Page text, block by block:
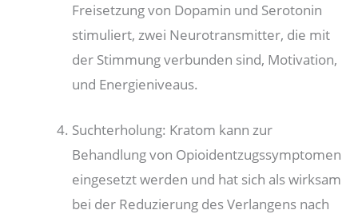
Freisetzung von Dopamin und Serotonin
stimuliert, zwei Neurotransmitter, die mit
der Stimmung verbunden sind, Motivation,
und Energieniveaus.
Suchterholung: Kratom kann zur
Behandlung von Opioidentzugssymptomen
eingesetzt werden und hat sich als wirksam
bei der Reduzierung des Verlangens nach